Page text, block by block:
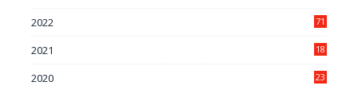
2022 71
2021
18
2020
23